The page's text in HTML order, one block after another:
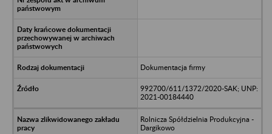
Dokumentacja firmy
992700/611/1372/2020-SAK; UNP:
2021-00184440
Rolnicza Spółdzielnia Produkcyjna -
Dargikowo